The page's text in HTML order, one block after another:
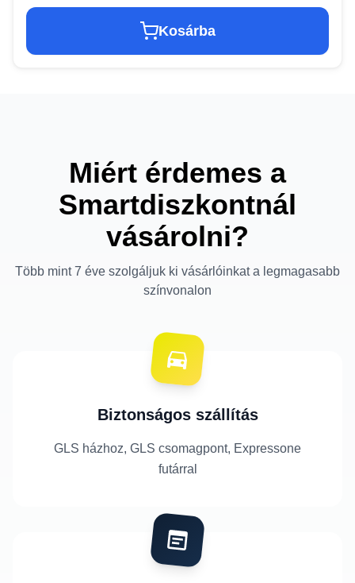
Kosárba
Miért érdemes a
Smartdiszkontnál
vásárolni?
Több mint 7 éve szolgáljuk ki vásárlóinkat a legmagasabb
színvonalon
Biztonságos szállítás
GLS házhoz, GLS csomagpont, Expressone
futárral